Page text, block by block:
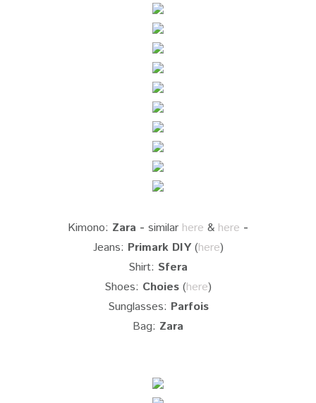
Kimono: Zara - similar here & here -
Jeans: Primark DIY(here)
Shirt: Sfera
Shoes: Choies (here)
Sunglasses: Parfois
Bag: Zara